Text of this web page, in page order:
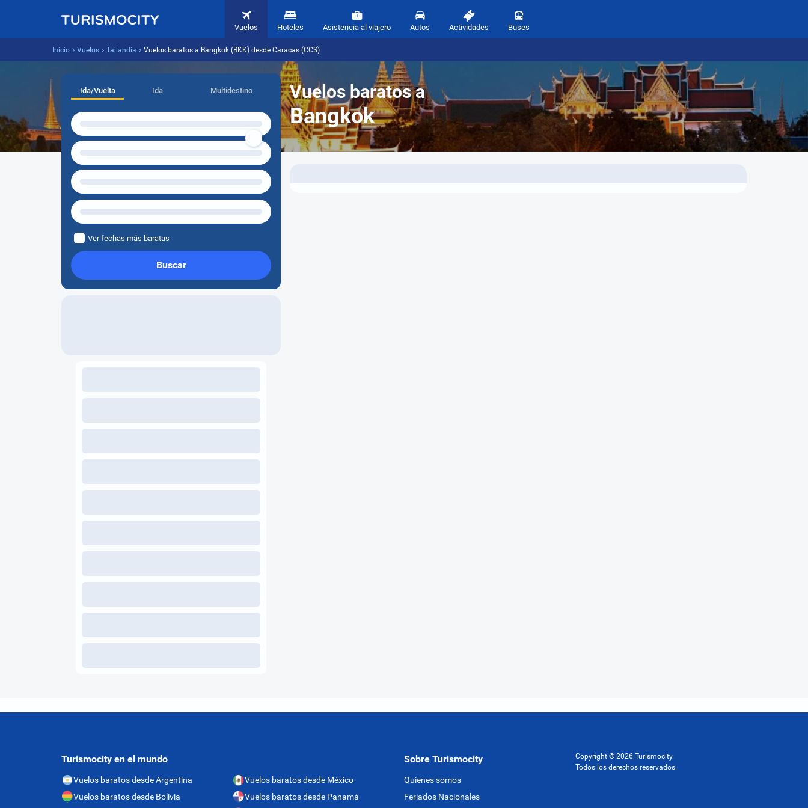
Vuelos Hoteles Asistencia al viajero Autos Actividades Buses
Inicio Vuelos Tailandia Vuelos baratos a Bangkok (BKK) desde Caracas (CCS)
Vuelos baratos a
Bangkok
Ida/Vuelta Ida Multidestino
Ver fechas más baratas
Buscar
Turismocity en el mundo
Vuelos baratos desde Argentina
Vuelos baratos desde Bolivia
Vuelos baratos desde México
Vuelos baratos desde Panamá
Sobre Turismocity
Quienes somos
Feriados Nacionales
Copyright © 2026 Turismocity.
Todos los derechos reservados.